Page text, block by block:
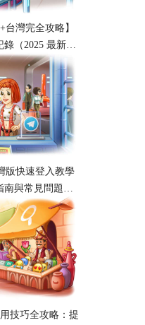
台灣完全攻略】
（2025 最新教
版快速登入教學
南與常見問題解
技巧全攻略：提